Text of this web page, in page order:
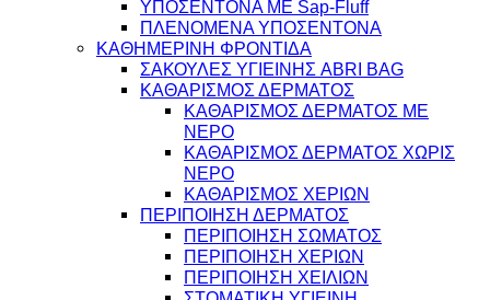
ΥΠΟΣΕΝΤΟΝΑ ΜΕ Sap-Fluff
ΠΛΕΝΟΜΕΝΑ ΥΠΟΣΕΝΤΟΝΑ
ΚΑΘΗΜΕΡΙΝΗ ΦΡΟΝΤΙΔΑ
ΣΑΚΟΥΛΕΣ ΥΓΙΕΙΝΗΣ ABRI BAG
ΚΑΘΑΡΙΣΜΟΣ ΔΕΡΜΑΤΟΣ
ΚΑΘΑΡΙΣΜΟΣ ΔΕΡΜΑΤΟΣ ΜΕ
ΝΕΡΟ
ΚΑΘΑΡΙΣΜΟΣ ΔΕΡΜΑΤΟΣ ΧΩΡΙΣ
ΝΕΡΟ
ΚΑΘΑΡΙΣΜΟΣ ΧΕΡΙΩΝ
ΠΕΡΙΠΟΙΗΣΗ ΔΕΡΜΑΤΟΣ
ΠΕΡΙΠΟΙΗΣΗ ΣΩΜΑΤΟΣ
ΠΕΡΙΠΟΙΗΣΗ ΧΕΡΙΩΝ
ΠΕΡΙΠΟΙΗΣΗ ΧΕΙΛΙΩΝ